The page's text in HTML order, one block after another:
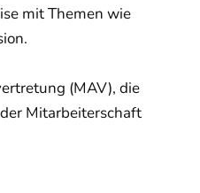
mit Themen wie
(MAV), die
Mitarbeiterschaft